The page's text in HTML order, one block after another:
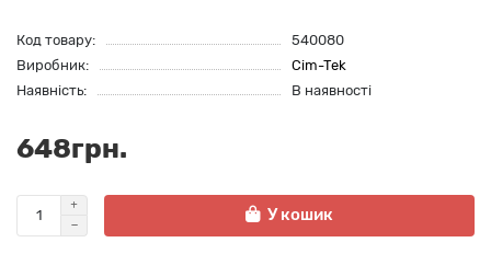
Код товару:
540080
Виробник:
Cim-Tek
Наявність:
В наявності
648грн.
У кошик